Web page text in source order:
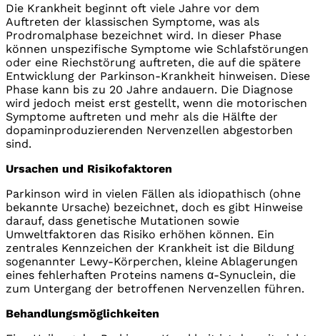
Die Krankheit beginnt oft viele Jahre vor dem
Auftreten der klassischen Symptome, was als
Prodromalphase bezeichnet wird. In dieser Phase
können unspezifische Symptome wie Schlafstörungen
oder eine Riechstörung auftreten, die auf die spätere
Entwicklung der Parkinson-Krankheit hinweisen. Diese
Phase kann bis zu 20 Jahre andauern. Die Diagnose
wird jedoch meist erst gestellt, wenn die motorischen
Symptome auftreten und mehr als die Hälfte der
dopaminproduzierenden Nervenzellen abgestorben
sind.
Ursachen und Risikofaktoren
Parkinson wird in vielen Fällen als idiopathisch (ohne
bekannte Ursache) bezeichnet, doch es gibt Hinweise
darauf, dass genetische Mutationen sowie
Umweltfaktoren das Risiko erhöhen können. Ein
zentrales Kennzeichen der Krankheit ist die Bildung
sogenannter Lewy-Körperchen, kleine Ablagerungen
eines fehlerhaften Proteins namens α-Synuclein, die
zum Untergang der betroffenen Nervenzellen führen.
Behandlungsmöglichkeiten